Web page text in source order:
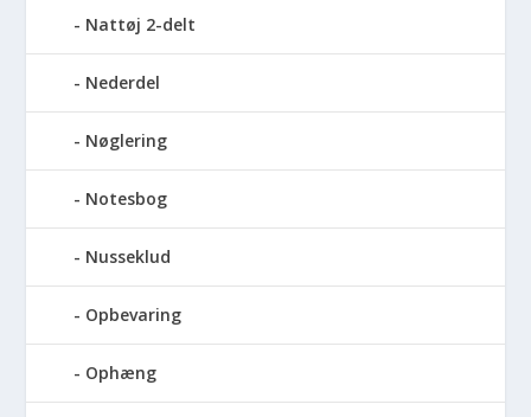
Nattøj 2-delt
Nederdel
Nøglering
Notesbog
Nusseklud
Opbevaring
Ophæng